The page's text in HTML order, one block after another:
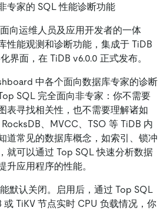
专家的 SQL 性能诊断功能
向运维人员及应用开发者的一体
性能观测和诊断功能，集成于 TiDB
界面，在 TiDB v6.0.0 正式发布。
中各个面向数据库专家的诊断
SQL 完全面向非专家：你不需要
表寻找相关性，也不需要理解诸如
、MVCC、TSO 等 TiDB 内
道常见的数据库概念，如索引、锁冲
就可以通过 Top SQL 快速分析数据
升应用程序的性能。
默认关闭。启用后，通过 Top SQL
或 TiKV 节点实时 CPU 负载情况，你